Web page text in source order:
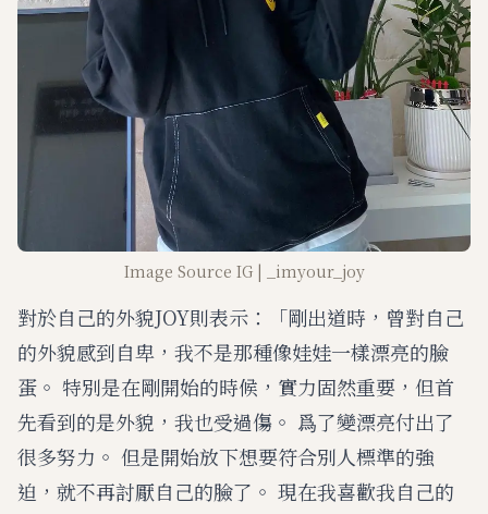
Image Source IG | _imyour_joy
對於自己的外貌JOY則表示：「剛出道時，曾對自己
的外貌感到自卑，我不是那種像娃娃一樣漂亮的臉
蛋。 特別是在剛開始的時候，實力固然重要，但首
先看到的是外貌，我也受過傷。 爲了變漂亮付出了
很多努力。 但是開始放下想要符合別人標準的強
迫，就不再討厭自己的臉了。 現在我喜歡我自己的